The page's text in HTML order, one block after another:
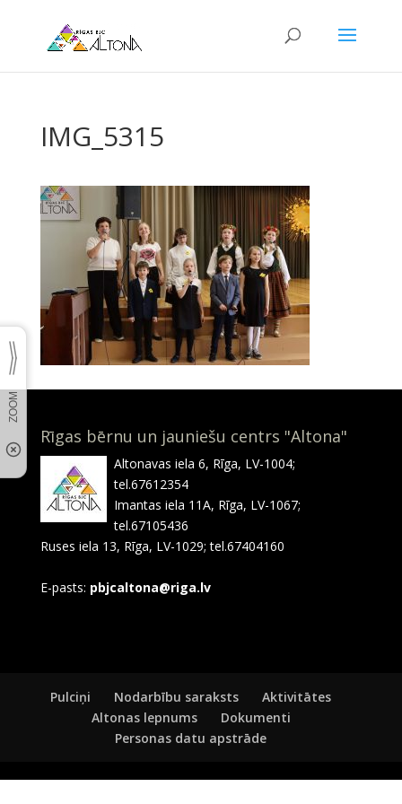
IMG_5315
Rīgas bērnu un jauniešu centrs "Altona"
Altonavas iela 6, Rīga, LV-1004;
tel.67612354
Imantas iela 11A, Rīga, LV-1067;
tel.67105436
Ruses iela 13, Rīga, LV-1029; tel.67404160
E-pasts: pbjcaltona@riga.lv
Pulciņi Nodarbību saraksts
Aktivitātes
Altonas lepnums
Dokumenti
Personas datu apstrāde